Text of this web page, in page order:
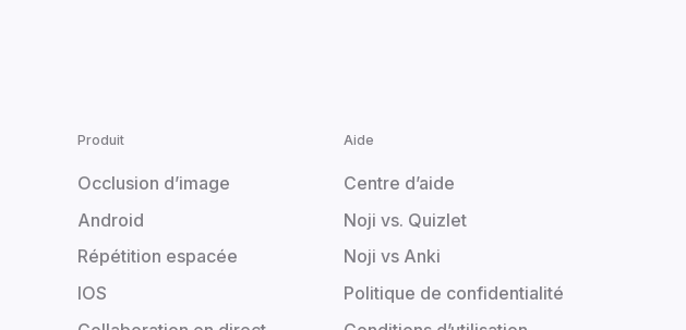
Produit
Occlusion d’image
Android
Répétition espacée
IOS
Aide
Centre d’aide
Noji vs. Quizlet
Noji vs Anki
Politique de confidentialité